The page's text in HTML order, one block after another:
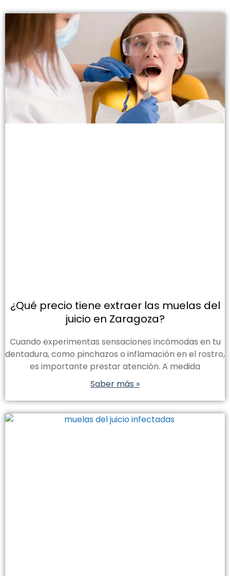
¿Qué precio tiene extraer las muelas del
juicio en Zaragoza?
Cuando experimentas sensaciones incómodas en tu
dentadura, como pinchazos o inflamación en el rostro,
es importante prestar atención. A medida
Saber más »